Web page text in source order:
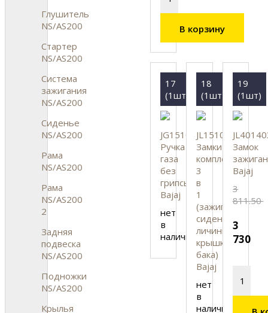
Глушитель
NS/AS200
Стартер
NS/AS200
Система
зажигания
NS/AS200
Сиденье
NS/AS200
Рама
NS/AS200
Рама
NS/AS200
2
Задняя
подвеска
NS/AS200
Подножки
NS/AS200
Крылья
В корзину
17
(1шт)
JG151022
Ручка
газа
без
грипсы,
Bajaj
нет
в
наличии
18
(1шт)
JL151023
Замки
комплект
3
в
1
(зажигания,
сидения,
личинка
крышки
бака)
Bajaj
нет
в
наличии
19
(1шт)
Замок
Bajaj
3
811.50
3
730